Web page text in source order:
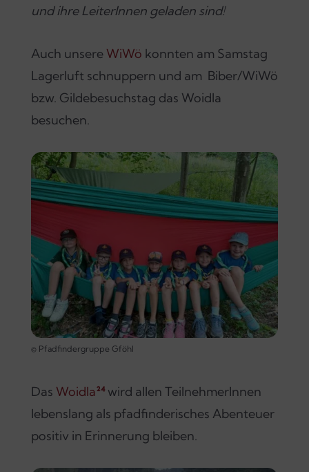
und ihre LeiterInnen geladen sind!
Auch unsere WiWö konnten am Samstag
Lagerluft schnuppern und am Biber/WiWö
bzw. Gildebesuchstag das Woidla
besuchen.
© Pfadfindergruppe Gföhl
Das Woidla²⁴ wird allen TeilnehmerInnen
lebenslang als pfadfinderisches Abenteuer
positiv in Erinnerung bleiben.